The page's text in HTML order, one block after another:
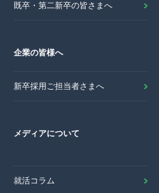
既卒・第二新卒の皆さまへ
企業の皆様へ
新卒採用ご担当者さまへ
メディアについて
就活コラム